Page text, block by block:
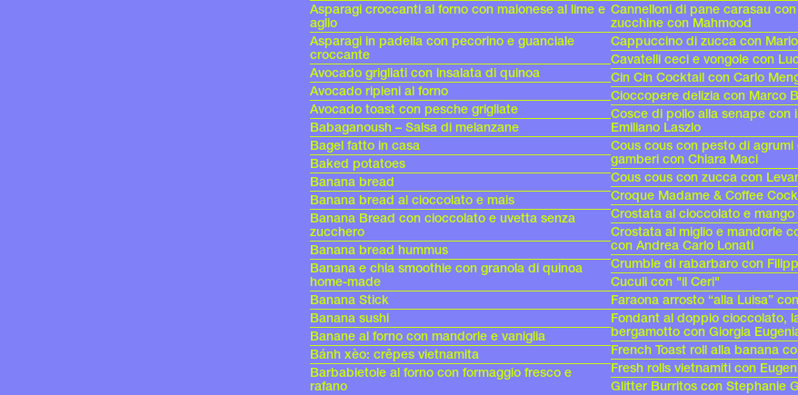
Asparagi croccanti al forno con maionese al lime e
aglio
Asparagi in padella con pecorino e guanciale
croccante
Avocado grigliati con insalata di quinoa
Avocado ripieni al forno
Avocado toast con pesche grigliate
Babaganoush – Salsa di melanzane
Bagel fatto in casa
Baked potatoes
Banana bread
Banana bread al cioccolato e mais
Banana Bread con cioccolato e uvetta senza
zucchero
Banana bread hummus
Banana e chia smoothie con granola di quinoa
home-made
Banana Stick
Banana sushi
Banane al forno con mandorle e vaniglia
Bánh xèo: crêpes vietnamita
Barbabietole al forno con formaggio fresco e
rafano
Cannelloni di pane carasau
zucchine con Mahmood
Cappuccino di zucca con
Cavatelli ceci e vongole con
Cin Cin Cocktail con Carlo
Cioccopere delizia con Marco
Cosce di pollo alla senape con
Emiliano Laszlo
Cous cous con pesto di
gamberi con Chiara Maci
Cous cous con zucca con
Croque Madame & Coffee
Crostata al cioccolato e
Crostata al miglio e mandorle
con Andrea Carlo Lonati
Crumble di rabarbaro con
Cuculi con "il Ceri"
Faraona arrosto “alla Luisa”
Fondant al doppio cioccolato,
bergamotto con Giorgia
French Toast roll alla banana
Fresh rolls vietnamiti con
Glitter Burritos con Stephanie